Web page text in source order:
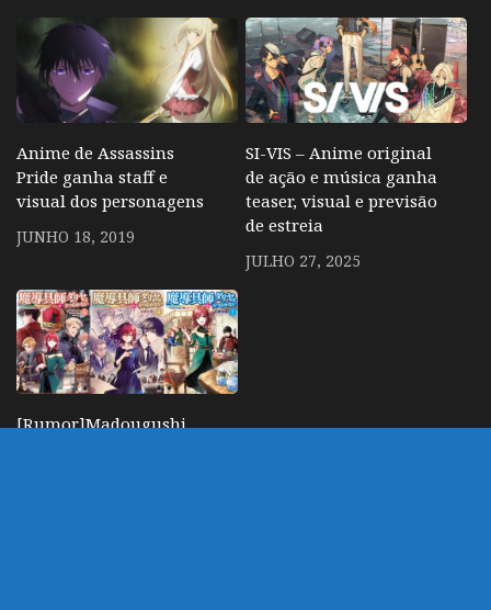
Anime de Assassins
Pride ganha staff e
visual dos personagens
JUNHO 18, 2019
SI-VIS – Anime original
de ação e música ganha
teaser, visual e previsão
de estreia
JULHO 27, 2025
[Rumor]Madougushi